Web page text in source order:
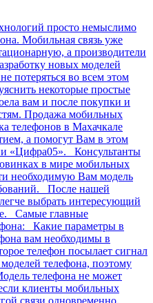
просто немыслимо
Мобильная связь уже
а производители
новых моделей
потеряться во всем этом
некоторые простые
вам и после покупки и
Продажа мобильных
телефонов в Махачкале
а помогут Вам в этом
«Цифра05». Консультанты
в мире мобильных
необходимую Вам модель
После нашей
выбрать интересующий
Самые главные
Какие параметры в
вам необходимы в
телефон посылает сигнал
телефона, поэтому
телефона не может
клиенты мобильных